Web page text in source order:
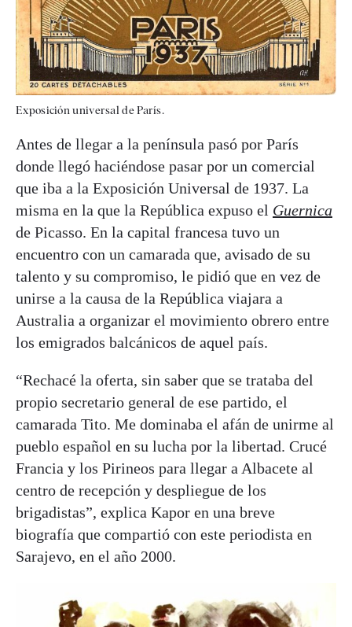
Exposición universal de París.
Antes de llegar a la península pasó por París
donde llegó haciéndose pasar por un comercial
que iba a la Exposición Universal de 1937. La
misma en la que la República expuso el Guernica
de Picasso. En la capital francesa tuvo un
encuentro con un camarada que, avisado de su
talento y su compromiso, le pidió que en vez de
unirse a la causa de la República viajara a
Australia a organizar el movimiento obrero entre
los emigrados balcánicos de aquel país.
“Rechacé la oferta, sin saber que se trataba del
propio secretario general de ese partido, el
camarada Tito. Me dominaba el afán de unirme al
pueblo español en su lucha por la libertad. Crucé
Francia y los Pirineos para llegar a Albacete al
centro de recepción y despliegue de los
brigadistas”, explica Kapor en una breve
biografía que compartió con este periodista en
Sarajevo, en el año 2000.